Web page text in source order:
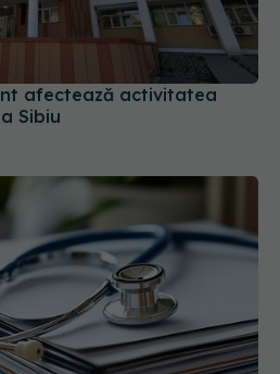
afectează activitatea
Sibiu